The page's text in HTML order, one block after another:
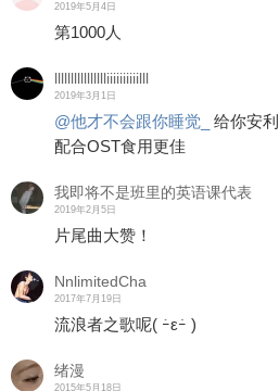
2019年5月4日
第1000人
lllllllllllllllliiiiiiiiiilll
2019年3月1日
@他才不会跟你睡觉_
给你安
配合OST食用更佳
我即将不是班里的英语课代表
2019年2月5日
片尾曲大赞！
NnlimitedCha
2017年7月19日
流浪者之歌呢( ｰ̀εｰ́ )
绪漫
2015年5月18日